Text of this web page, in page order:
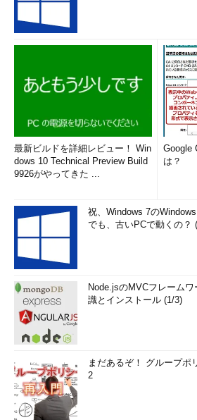
最新ビルドを詳細レビュー！ Win
dows 10 Technical Preview Build
9926がやってきた ...
Google
は？
祝、Windows 7の
でも、古いPCで動くの？
Node.jsのMVCフレーム
識とインストール (1/3)
まだあるぞ！ グループポ
2